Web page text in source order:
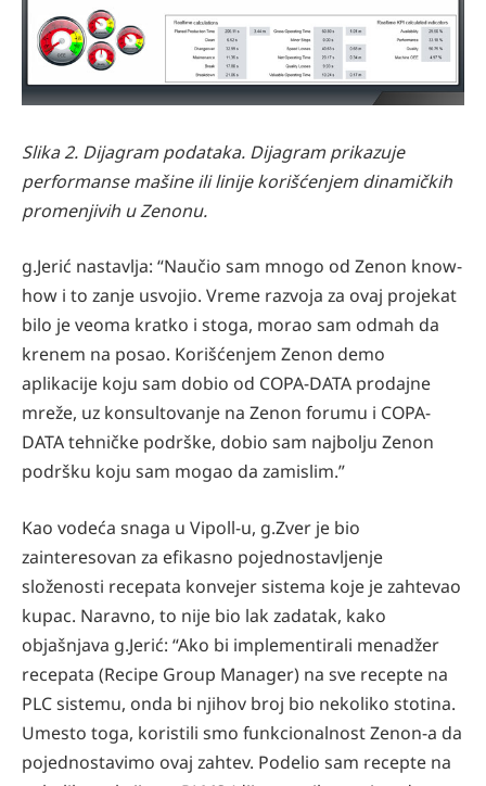
Slika 2. Dijagram podataka. Dijagram prikazuje
performanse mašine ili linije korišćenjem dinamičkih
promenjivih u Zenonu.
g.Jerić nastavlja: “Naučio sam mnogo od Zenon know-
how i to zanje usvojio. Vreme razvoja za ovaj projekat
bilo je veoma kratko i stoga, morao sam odmah da
krenem na posao. Korišćenjem Zenon demo
aplikacije koju sam dobio od COPA-DATA prodajne
mreže, uz konsultovanje na Zenon forumu i COPA-
DATA tehničke podrške, dobio sam najbolju Zenon
podršku koju sam mogao da zamislim.”
Kao vodeća snaga u Vipoll-u, g.Zver je bio
zainteresovan za efikasno pojednostavljenje
složenosti recepata konvejer sistema koje je zahtevao
kupac. Naravno, to nije bio lak zadatak, kako
objašnjava g.Jerić: “Ako bi implementirali menadžer
recepata (Recipe Group Manager) na sve recepte na
PLC sistemu, onda bi njihov broj bio nekoliko stotina.
Umesto toga, koristili smo funkcionalnost Zenon-a da
pojednostavimo ovaj zahtev. Podelio sam recepte na